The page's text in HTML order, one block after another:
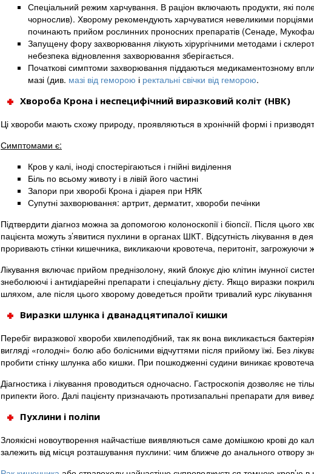
Спеціальний режим харчування. В раціон включають продукти, які
чорнослив). Хворому рекомендують харчуватися невеликими
починають прийом рослинних проносних препаратів (Сенаде,
Запущену фору захворювання лікують хірургічними методами і
небезпека відновлення захворювання зберігається.
Початкові симптоми захворювання піддаються медикаментозному
мазі (див. мазі від геморою і ректальні свічки від геморою.
Хвороба Крона і неспецифічний виразковий коліт (НВК)
Ці хвороби мають схожу природу, проявляються в хронічній формі і
Симптомами є:
Кров у калі, іноді спостерігаються і гнійні виділення
Біль по всьому животу і в лівій його частині
Запори при хворобі Крона і діарея при НЯК
Супутні захворювання: артрит, дерматит, хвороби печінки
Підтвердити діагноз можна за допомогою колоноскопії і біопсії. Після цього
пацієнта можуть з’явитися пухлини в органах ШКТ. Відсутність лікування в
проривають стінки кишечника, викликаючи кровотеча, перитоніт, загрожуючи
Лікування включає прийом преднізолону, який блокує дію клітин імунної
знеболюючі і антидіарейні препарати і спеціальну дієту. Якщо виразки
шляхом, але після цього хворому доведеться пройти тривалий курс
Виразки шлунка і дванадцятипалої кишки
Перебіг виразкової хвороби хвилеподібний, так як вона викликається
вигляді «голодні» болю або болісними відчуттями після прийому їжі. Без
пробити стінку шлунка або кишки. При пошкодженні судини виникає
Діагностика і лікування проводиться одночасно. Гастроскопія дозволяє не
припекти його. Далі пацієнту призначають протизапальні препарати для
Пухлини і поліпи
Злоякісні новоутворення найчастіше виявляються саме домішкою крові до
залежить від місця розташування пухлини: чим ближче до анального отвору